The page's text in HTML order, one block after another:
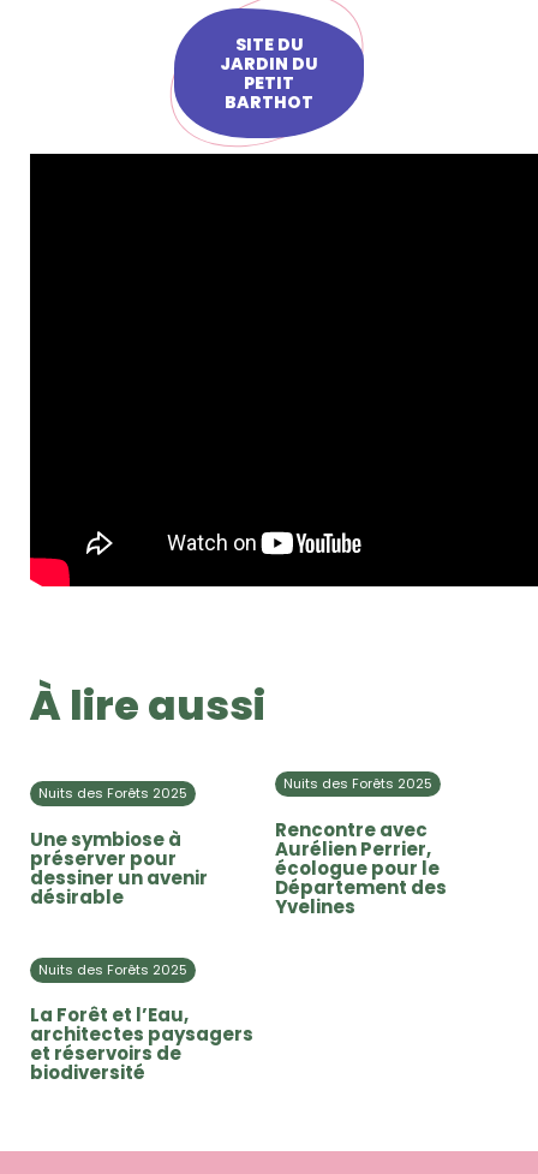
SITE DU
JARDIN DU
PETIT
BARTHOT
À lire aussi
Nuits des Forêts 2025
Une symbiose à
préserver pour
dessiner un avenir
désirable
Nuits des Forêts 2025
Rencontre avec
Aurélien Perrier,
écologue pour le
Département des
Yvelines
Nuits des Forêts 2025
La Forêt et l’Eau,
architectes paysagers
et réservoirs de
biodiversité